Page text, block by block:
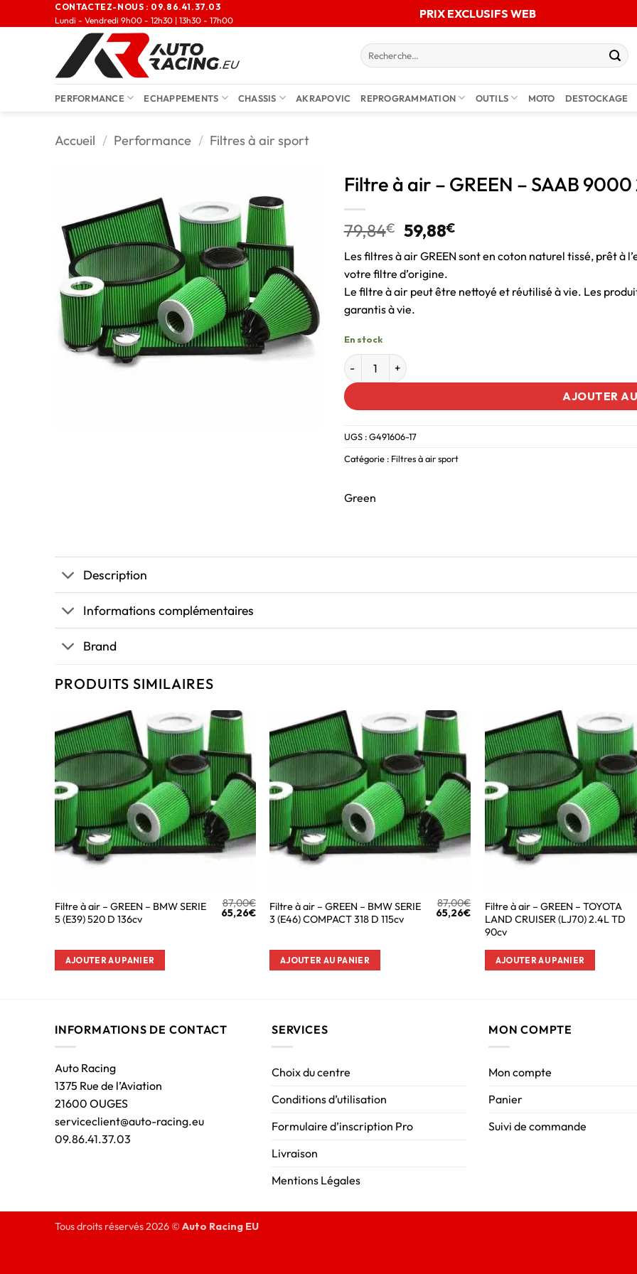
CONTACTEZ-NOUS : 09.86.41.37.03
Lundi - Vendredi 9h00 - 12h30 | 13h30 - 17h00
PRIX EXCLUSIFS WEB
PERFORMANCE ECHAPPEMENTS CHASSIS AKRAPOVIC REPROGRAMMATION OUTILS MOTO DESTOCKAGE
Accueil / Performance / Filtres à air sport
Filtre à air – GREEN – SAAB
79,84€ 59,88€
Les filtres à air GREEN sont en coton naturel tissé, prêt à
votre filtre d’origine.
Le filtre à air peut être nettoyé et réutilisé à vie. Les
garantis à vie.
En stock
AJOUTER
UGS :G491606-17
Catégorie : Filtres à air sport
Green
Description
Informations complémentaires
Brand
PRODUITS SIMILAIRES
Filtre à air – GREEN – BMW SERIE
5 (E39) 520 D 136cv
87,00€
65,26€
AJOUTER AU PANIER
Filtre à air – GREEN – BMW SERIE
3 (E46) COMPACT 318 D 115cv
87,00€
65,26€
AJOUTER AU PANIER
Filtre à air – GREEN – TOYOTA
LAND CRUISER (LJ70) 2.4L TD
90cv
AJOUTER AU PANIER
INFORMATIONS DE CONTACT
Auto Racing
1375 Rue de l’Aviation
21600 OUGES
serviceclient@auto-racing.eu
09.86.41.37.03
SERVICES
Choix du centre
Conditions d’utilisation
Formulaire d’inscription Pro
Livraison
Mentions Légales
MON COMPTE
Mon compte
Panier
Suivi de commande
Tous droits réservés 2026 © Auto Racing EU